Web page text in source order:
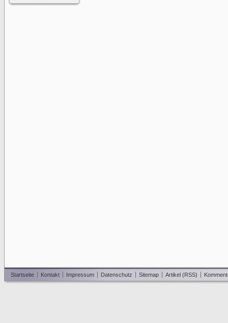
Startseite Kontakt Impressum Datenschutz Sitemap Artikel (RSS)